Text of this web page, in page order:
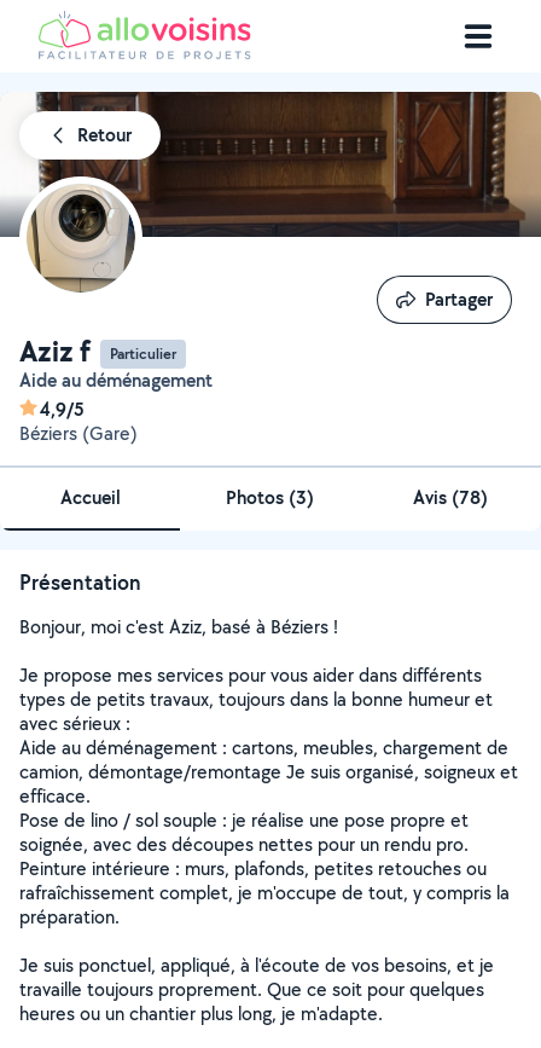
Retour
Aziz f Particulier
Aide au déménagement
4,9/5
Béziers (Gare)
Partager
Partager
Accueil Photos (3) Avis (78)
Présentation
Bonjour, moi c'est Aziz, basé à Béziers !
Je propose mes services pour vous aider dans différents
types de petits travaux, toujours dans la bonne humeur et
avec sérieux :
Aide au déménagement : cartons, meubles, chargement de
camion, démontage/remontage Je suis organisé, soigneux et
efficace.
Pose de lino / sol souple : je réalise une pose propre et
soignée, avec des découpes nettes pour un rendu pro.
Peinture intérieure : murs, plafonds, petites retouches ou
rafraîchissement complet, je m'occupe de tout, y compris la
préparation.
Je suis ponctuel, appliqué, à l'écoute de vos besoins, et je
travaille toujours proprement. Que ce soit pour quelques
heures ou un chantier plus long, je m'adapte.